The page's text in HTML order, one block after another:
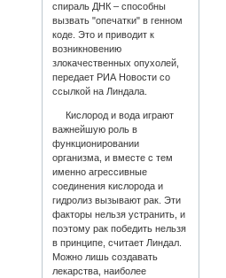
спираль ДНК – способны
вызвать "опечатки" в генном
коде. Это и приводит к
возникновению
злокачественных опухолей,
передает РИА Новости со
ссылкой на Линдала.
Кислород и вода играют
важнейшую роль в
функционировании
организма, и вместе с тем
именно агрессивные
соединения кислорода и
гидролиз вызывают рак. Эти
факторы нельзя устранить, и
поэтому рак победить нельзя
в принципе, считает Линдал.
Можно лишь создавать
лекарства, наиболее